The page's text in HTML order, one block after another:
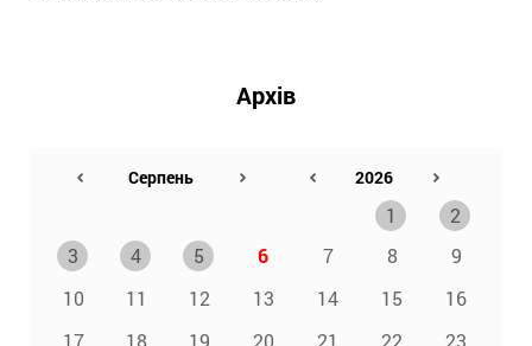
Архів
1
2
3
4 5 6 7 8
9
10
11 12 13 14 15
16